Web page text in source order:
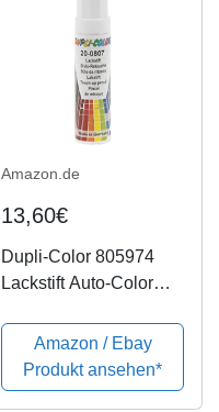
Amazon.de
13,60€
Dupli-Color 805974
Lackstift Auto-Color
12ml, Blue
Amazon / Ebay
Produkt ansehen*